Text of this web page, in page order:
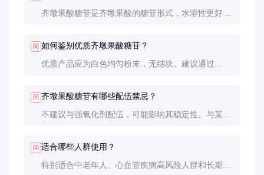
齐墩果酸糖苷是齐墩果酸的糖苷形式，水溶性更好，
问 如何鉴别优质齐墩果酸糖苷？
优质产品应为白色均匀粉末，无结块。建议通过
问 齐墩果酸糖苷有哪些配伍禁忌？
不建议与强氧化剂配伍，可能影响其稳定性。与某些
问 适合哪些人群使用？
特别适合中老年人、心血管疾病高风险人群和长期处